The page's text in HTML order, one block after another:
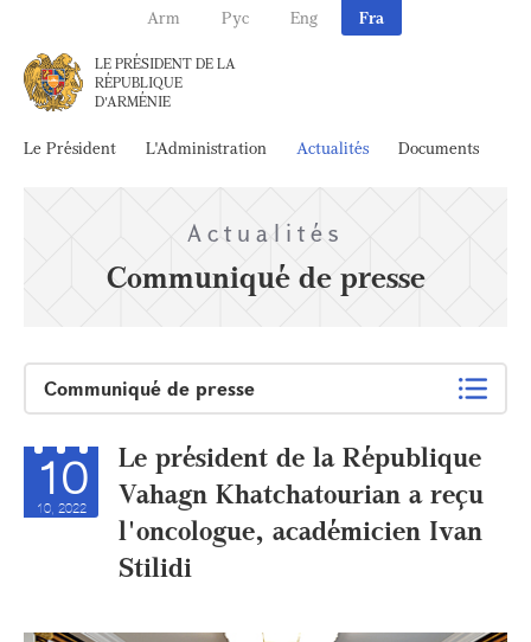
Arm Рус Eng Fra
LE PRÉSIDENT DE LA
RÉPUBLIQUE
D'ARMÉNIE
Le Président L'Administration Actualités Documents
Actualités
Communiqué de presse
Communiqué de presse
10
10, 2022
Le président de la République
Vahagn Khatchatourian a reçu
l'oncologue, académicien Ivan
Stilidi